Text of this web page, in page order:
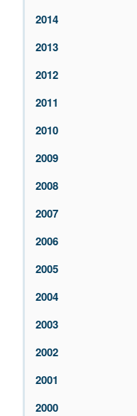
2014
2013
2012
2011
2010
2009
2008
2007
2006
2005
2004
2003
2002
2001
2000